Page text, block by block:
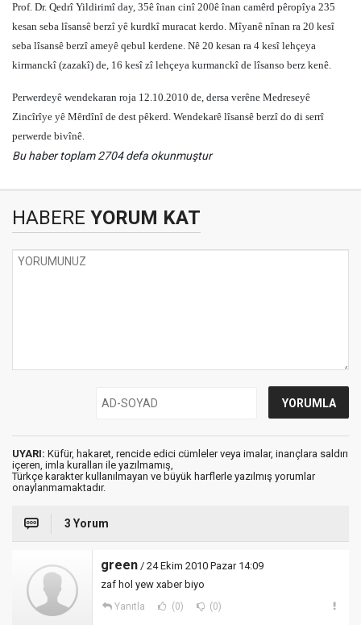
Prof. Dr. Qedrî Yildirimî day, 35ê înan cinî 200ê înan camêrd pêropîya 235
kesan seba lîsansê berzî yê kurdkî muracat kerdo. Mîyanê nînan ra 20 kesî
seba lîsansê berzî ameyê qebul kerdene. Nê 20 kesan ra 4 kesî lehçeya
kirmanckî (zazakî) de, 16 kesî zî lehçeya kurmanckî de lîsanso berz kenê.
Perwerdeyê wendekaran roja 12.10.2010 de, dersa verêne Medreseyê
Zincîrîye yê Mêrdînî de dest pêkerd. Wendekarê lîsansê berzî do di serrî
perwerde bivînê.
Bu haber toplam 2704 defa okunmuştur
HABERE YORUM KAT
UYARI: Küfür, hakaret, rencide edici cümleler veya imalar, inançlara saldırı
içeren, imla kuralları ile yazılmamış,
Türkçe karakter kullanılmayan ve büyük harflerle yazılmış yorumlar
onaylanmamaktadır.
3 Yorum
green / 24 Ekim 2010 Pazar 14:09
zaf hol yew xaber biyo
Yanıtla (0) (0)